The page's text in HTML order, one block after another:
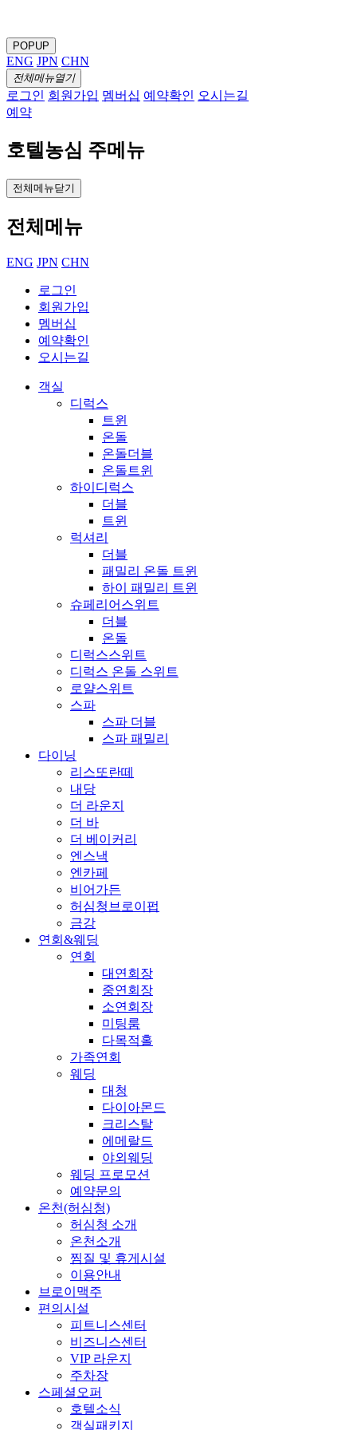
POPUP
ENG JPN CHN
전체메뉴열기
로그인 회원가입 멤버십 예약확인 오시는길
예약
호텔농심 주메뉴
전체메뉴닫기
전체메뉴
ENG JPN CHN
로그인
회원가입
멤버십
예약확인
오시는길
객실
디럭스
트윈
온돌
온돌더블
온돌트윈
하이디럭스
더블
트윈
럭셔리
더블
패밀리 온돌 트윈
하이 패밀리 트윈
슈페리어스위트
더블
온돌
디럭스스위트
디럭스 온돌 스위트
로얄스위트
스파
스파 더블
스파 패밀리
다이닝
리스또란떼
내당
더 라운지
더 바
더 베이커리
엔스낵
엔카페
비어가든
허심청브로이펍
금강
연회&웨딩
연회
대연회장
중연회장
소연회장
미팅룸
다목적홀
가족연회
웨딩
대청
다이아몬드
크리스탈
에메랄드
야외웨딩
웨딩 프로모션
예약문의
온천(허심청)
허심청 소개
온천소개
찜질 및 휴게시설
이용안내
브로이맥주
편의시설
피트니스센터
비즈니스센터
VIP 라운지
주차장
스페셜오퍼
호텔소식
객실패키지